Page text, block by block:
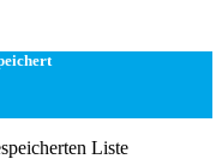
Liste